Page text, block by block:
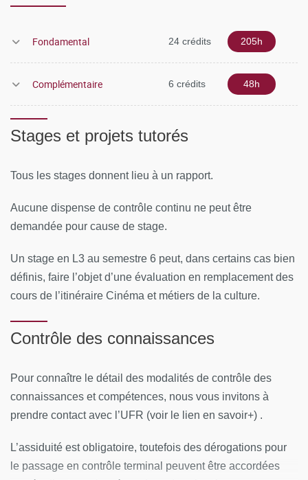
Fondamental 24 crédits 205h
Complémentaire 6 crédits 48h
Stages et projets tutorés
Tous les stages donnent lieu à un rapport.
Aucune dispense de contrôle continu ne peut être
demandée pour cause de stage.
Un stage en L3 au semestre 6 peut, dans certains cas bien
définis, faire l’objet d’une évaluation en remplacement des
cours de l’itinéraire Cinéma et métiers de la culture.
Contrôle des connaissances
Pour connaître le détail des modalités de contrôle des
connaissances et compétences, nous vous invitons à
prendre contact avec l’UFR (voir le lien en savoir+) .
L’assiduité est obligatoire, toutefois des dérogations pour
le passage en contrôle terminal peuvent être accordées